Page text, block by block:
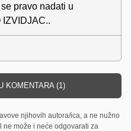
pravo nadati u
KOMENTARA (1)
njihovih autora/ica, a ne nužno
ne može i neće odgovarati za